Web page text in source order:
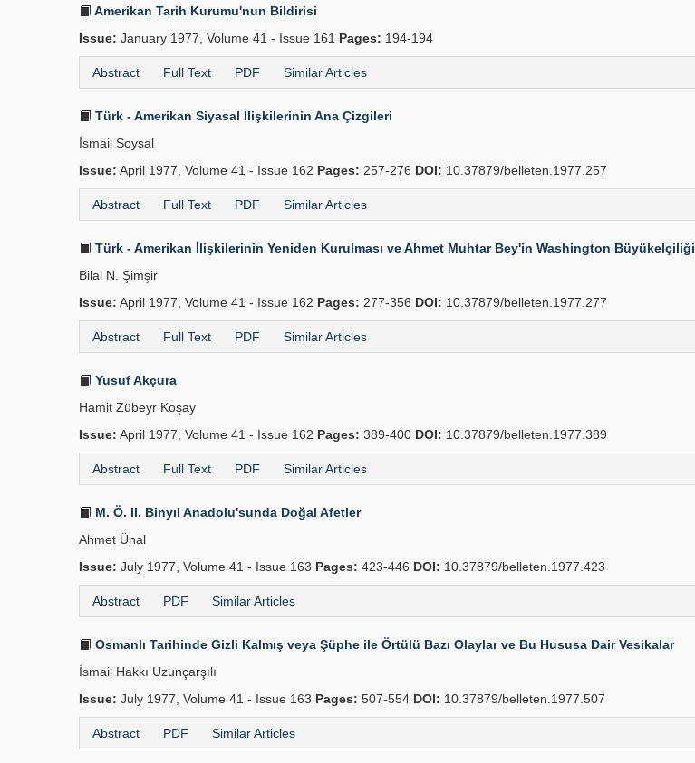
Amerikan Tarih Kurumu'nun Bildirisi
Issue: January 1977, Volume 41 - Issue 161 Pages: 194-194
Abstract Full Text PDF Similar Articles
Türk - Amerikan Siyasal İlişkilerinin Ana Çizgileri
İsmail Soysal
Issue: April 1977, Volume 41 - Issue 162 Pages: 257-276 DOI: 10.37879/belleten.1977.257
Abstract Full Text PDF Similar Articles
Türk - Amerikan İlişkilerinin Yeniden Kurulması ve Ahmet Muhtar Bey'in Washington Büyükelçiliği
Bilal N. Şimşir
Issue: April 1977, Volume 41 - Issue 162 Pages: 277-356 DOI: 10.37879/belleten.1977.277
Abstract Full Text PDF Similar Articles
Yusuf Akçura
Hamit Zübeyr Koşay
Issue: April 1977, Volume 41 - Issue 162 Pages: 389-400 DOI: 10.37879/belleten.1977.389
Abstract Full Text PDF Similar Articles
M. Ö. II. Binyıl Anadolu'sunda Doğal Afetler
Ahmet Ünal
Issue: July 1977, Volume 41 - Issue 163 Pages: 423-446 DOI: 10.37879/belleten.1977.423
Abstract PDF Similar Articles
Osmanlı Tarihinde Gizli Kalmış veya Şüphe ile Örtülü Bazı Olaylar ve Bu Hususa Dair Vesikalar
İsmail Hakkı Uzunçarşılı
Issue: July 1977, Volume 41 - Issue 163 Pages: 507-554 DOI: 10.37879/belleten.1977.507
Abstract PDF Similar Articles